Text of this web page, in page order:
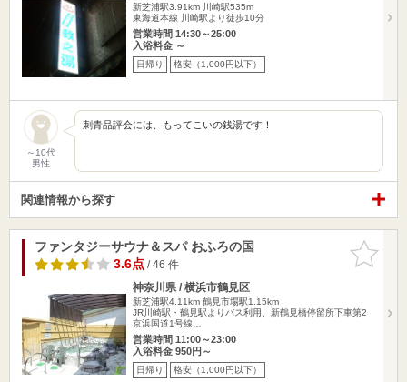
新芝浦駅3.91km
川崎駅535m
東海道本線 川崎駅より徒歩10分
営業時間 14:30～25:00
入浴料金 ～
日帰り 格安（1,000円以下）
～10代
男性
刺青品評会には、もってこいの銭湯です！
関連情報から探す
お気に入
りに追加
ファンタジーサウナ＆スパ おふろの国
3.6点/ 46 件
神奈川県 / 横浜市鶴見区
新芝浦駅4.11km 鶴見市場駅1.15km
JR川崎駅・鶴見駅よりバス利用、新鶴見橋停留所下車第2
京浜国道1号線…
営業時間 11:00～23:00
入浴料金 950円～
日帰り 格安（1,000円以下）